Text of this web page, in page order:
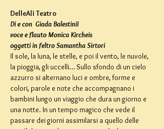
DelleAli Teatro
Di e con  Giada BalestiniI
voce e flauto Monica Kircheis
oggetti in feltro Samantha Sirtori
Il sole, la luna, le stelle, e poi il vento, le nuvole,
la pioggia, gli uccelli… Sullo sfondo di un cielo
azzurro si alternano luci e ombre, forme e
colori, parole e note che accompagnano i
bambini lungo un viaggio che dura un giorno e
una notte. In un tempo magico che vede il
passare dei giorni assimilarsi a quello delle